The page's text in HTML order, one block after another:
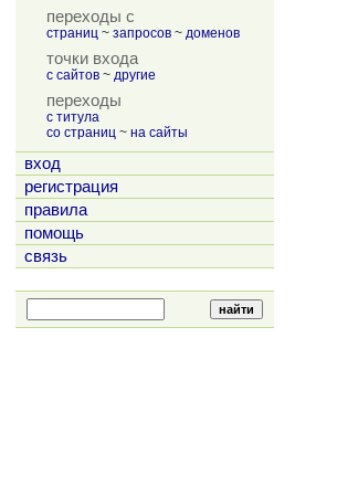
переходы с
страниц ~ запросов ~ доменов
точки входа
с сайтов ~ другие
переходы
с титула
со страниц ~ на сайты
вход
регистрация
правила
помощь
связь